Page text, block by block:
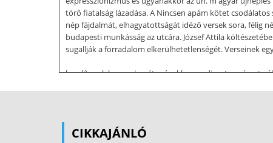
törő fiatalság lázadása. A Nincsen apám kötet
nép fájdalmát, elhagyatottságát idéző versek sora, félig
budapesti munkásság az utcára. József Attila
sugallják a forradalom elkerülhetetlenségét. Verseinek
buzdítanak harcra, ismét másokban pedig a természet
legmélyebb fájdalmán is felülemelkedik, a biztató
CIKKAJÁNLÓ